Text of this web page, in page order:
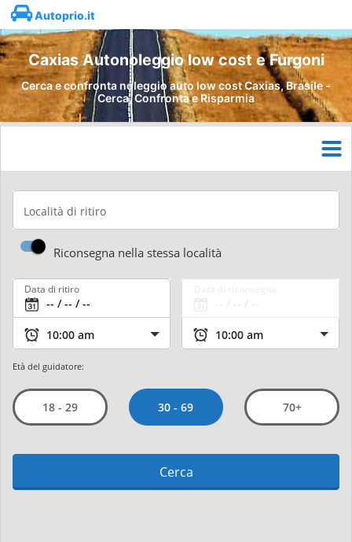
Autoprio.it
Caxias Autonoleggio low cost e Furgoni
Cerca e confronta noleggio auto low cost Caxias, Brasile -
Cerca, Confronta e Risparmia
Località di ritiro
Riconsegna nella stessa località
Data di ritiro
Età del guidatore:
18 - 29 30 - 69 70+
Cerca